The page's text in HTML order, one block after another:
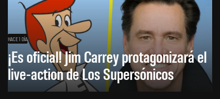
HACE 1 DÍA
¡Es oficial! Jim Carrey protagonizará el
live-action de Los Supersónicos